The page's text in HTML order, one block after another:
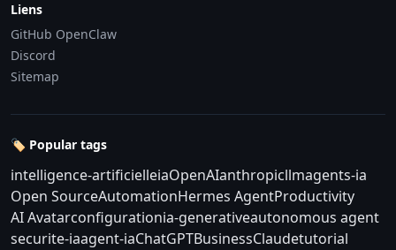
Liens
GitHub OpenClaw
Discord
Sitemap
🏷️ Popular tags
intelligence-artificielleiaOpenAIanthropicllmagents-ia
Open SourceAutomationHermes AgentProductivity
AI Avatarconfigurationia-generativeautonomous agent
securite-iaagent-iaChatGPTBusinessClaudetutorial